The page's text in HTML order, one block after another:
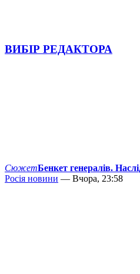
ВИБІР РЕДАКТОРА
СюжетБенкет генералів.
Росія новини — Вчора, 23:58